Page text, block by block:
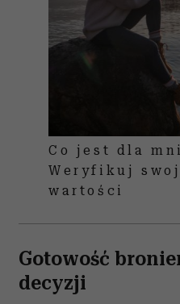
Co jest dla
Weryfikuj
wartości
Gotowość
decyzji